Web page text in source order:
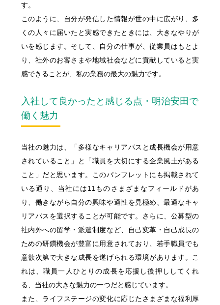
サステイナビリティ・企業情報
明治安田公式ホームページ
す。
このように、自分が発信した情報が世の中に広がり、多
くの人々に届いたと実感できたときには、大きなやりが
いを感じます。そして、自分の仕事が、従業員はもとよ
り、社外のお客さまや地域社会などに貢献していると実
感できることが、私の業務の最大の魅力です。
入社して良かったと感じる点・明治安田で
働く魅力
当社の魅力は、「多様なキャリアパスと成長機会が用意
されていること」と「職員を大切にする企業風土がある
こと」だと思います。このパンフレットにも掲載されて
いる通り、当社には11ものさまざまなフィールドがあ
り、働きながら自分の興味や適性を見極め、最適なキャ
リアパスを選択することが可能です。さらに、公募型の
社内外への留学・派遣制度など、自己変革・自己成長の
ための研鑽機会が豊富に用意されており、若手職員でも
意欲次第で大きな成長を遂げられる環境があります。こ
れは、職員一人ひとりの成長を応援し後押ししてくれ
る、当社の大きな魅力の一つだと感じています。
また、ライフステージの変化に応じたさまざまな福利厚